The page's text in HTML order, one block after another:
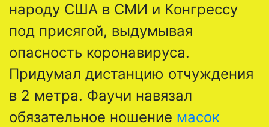
народу США в СМИ и Конгрессу
под присягой, выдумывая
опасность коронавируса.
Придумал дистанцию отчуждения
в 2 метра. Фаучи навязал
обязательное ношение масок